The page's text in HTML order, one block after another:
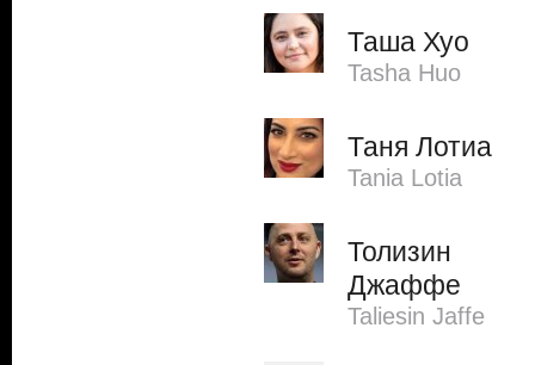
Таша Хуо
Tasha Huo
Таня Лотиа
Tania Lotia
Толизин
Джаффе
Taliesin Jaffe